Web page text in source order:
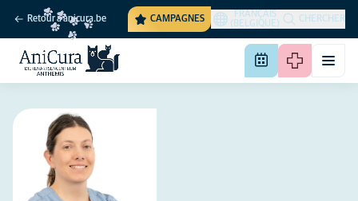
Retour à anicura.be CAMPAGNES
FRANÇAIS
(BELGIQUE)
CHERCHER